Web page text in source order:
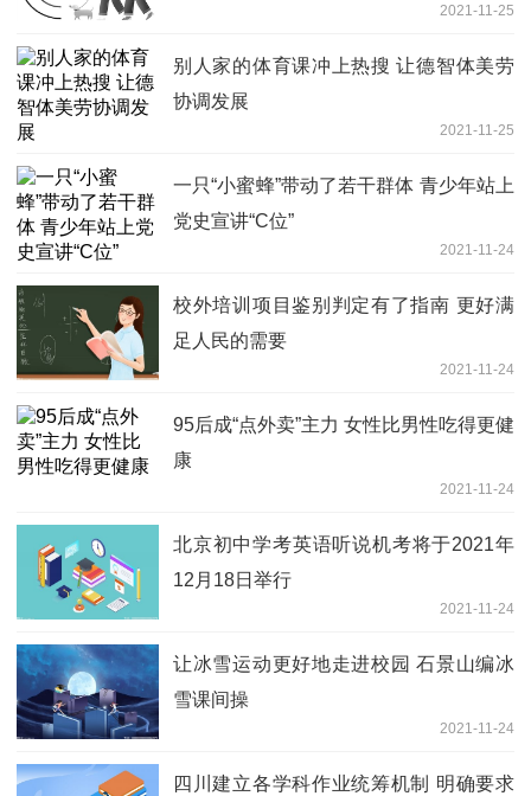
2021-11-25
别人家的体育课冲上热搜 让德智体美劳
协调发展
2021-11-25
一只“小蜜蜂”带动了若干群体 青少年站上
党史宣讲“C位”
2021-11-24
校外培训项目鉴别判定有了指南 更好满
足人民的需要
2021-11-24
95后成“点外卖”主力 女性比男性吃得更健
康
2021-11-24
北京初中学考英语听说机考将于2021年
12月18日举行
2021-11-24
让冰雪运动更好地走进校园 石景山编冰
雪课间操
2021-11-24
四川建立各学科作业统筹机制 明确要求